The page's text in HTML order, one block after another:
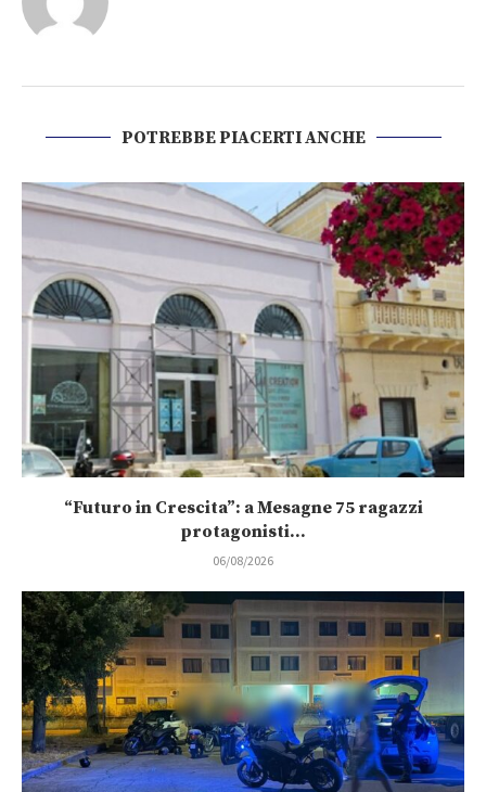
POTREBBE PIACERTI ANCHE
“Futuro in Crescita”: a Mesagne 75 ragazzi
protagonisti...
06/08/2026